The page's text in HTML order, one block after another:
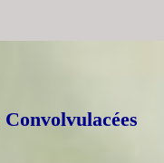
Convolvulacées